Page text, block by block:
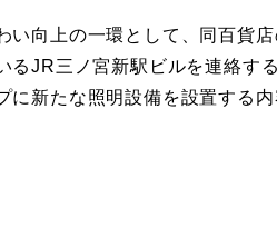
向上の一環として、同百貨店
るJR三ノ宮新駅ビルを連絡す
新たな照明設備を設置する内